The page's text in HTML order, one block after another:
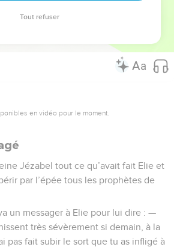
© 1992, 1999 by Biblica, Inc.® Used by permission.
en vidéo pour le moment.
Jézabel tout ce qu’avait fait Elie et
par l’épée tous les prophètes de
un messager à Elie pour lui dire : —
très sévèrement si demain, à la
pas fait subir le sort que tu as infligé à
Tout refuser